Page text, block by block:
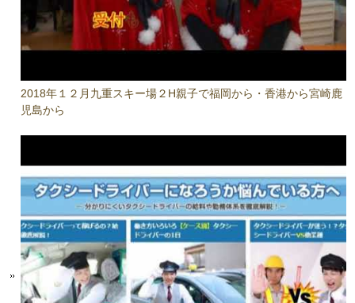
2018年１２月九重スキー場２H親子で福岡から・香港から宮崎鹿
児島から